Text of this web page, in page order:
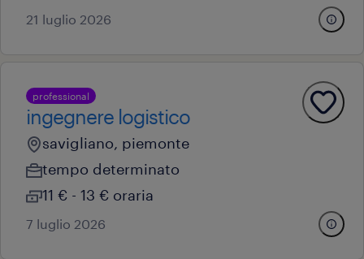
21 luglio 2026
professional
ingegnere logistico
savigliano, piemonte
tempo determinato
11 € - 13 € oraria
7 luglio 2026